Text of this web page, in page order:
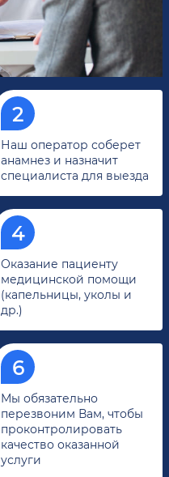
Наш оператор соберет
анамнез и назначит
специалиста для выезда
Оказание пациенту
медицинской помощи
(капельницы, уколы и
др.)
Мы обязательно
перезвоним Вам, чтобы
проконтролировать
качество оказанной
услуги